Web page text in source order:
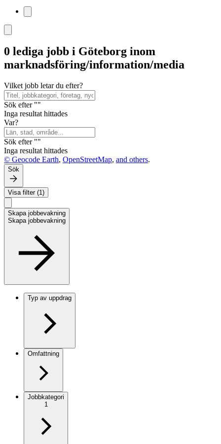
0 lediga jobb i Göteborg inom
marknadsföring/information/media
Vilket jobb letar du efter?
Sök efter ""
Inga resultat hittades
Var?
Sök efter ""
Inga resultat hittades
© Geocode Earth, OpenStreetMap, and others.
Sök
Visa filter (1)
Skapa jobbevakning
Skapa jobbevakning
Typ av uppdrag
Omfattning
Jobbkategori
1